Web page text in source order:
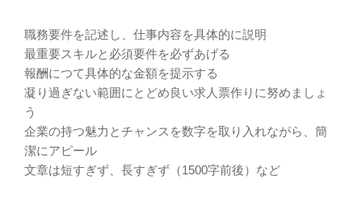
職務要件を記述し、仕事内容を具体的に説明
最重要スキルと必須要件を必ずあげる
報酬につて具体的な金額を提示する
凝り過ぎない範囲にとどめ良い求人票作りに努めましょ
う
企業の持つ魅力とチャンスを数字を取り入れながら、簡
潔にアピール
文章は短すぎず、長すぎず（1500字前後）など